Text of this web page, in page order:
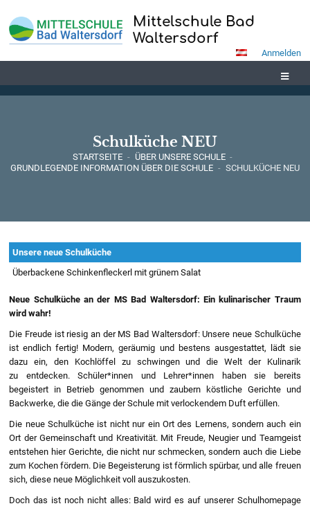
Mittelschule Bad
Waltersdorf
Anmelden
Schulküche NEU
STARTSEITE - ÜBER UNSERE SCHULE -
GRUNDLEGENDE INFORMATION ÜBER DIE SCHULE - SCHULKÜCHE NEU
Schulküche
NEU
Unsere neue Schulküche
Überbackene Schinkenfleckerl mit grünem Salat
Neue Schulküche an der MS Bad Waltersdorf: Ein kulinarischer Traum
wird wahr!
Die Freude ist riesig an der MS Bad Waltersdorf: Unsere neue Schulküche
ist endlich fertig! Modern, geräumig und bestens ausgestattet, lädt sie
dazu ein, den Kochlöffel zu schwingen und die Welt der Kulinarik
zu entdecken. Schüler*innen und Lehrer*innen haben sie bereits
begeistert in Betrieb genommen und zaubern köstliche Gerichte und
Backwerke, die die Gänge der Schule mit verlockendem Duft erfüllen.
Die neue Schulküche ist nicht nur ein Ort des Lernens, sondern auch ein
Ort der Gemeinschaft und Kreativität. Mit Freude, Neugier und Teamgeist
entstehen hier Gerichte, die nicht nur schmecken, sondern auch die Liebe
zum Kochen fördern. Die Begeisterung ist förmlich spürbar, und alle freuen
sich, diese neue Möglichkeit voll auszukosten.
Doch das ist noch nicht alles: Bald wird es auf unserer Schulhomepage